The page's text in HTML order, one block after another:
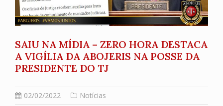
SAIU NA MÍDIA – ZERO HORA DESTACA
A VIGÍLIA DA ABOJERIS NA POSSE DA
PRESIDENTE DO TJ
02/02/2022 Notícias